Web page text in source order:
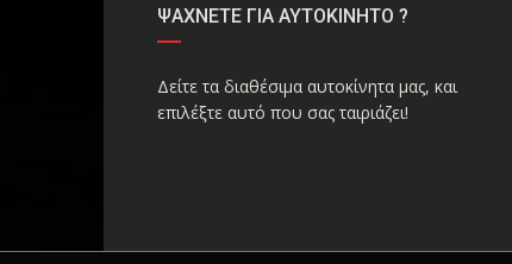
ΨΑΧΝΕΤΕ ΓΙΑ ΑΥΤΟΚΙΝΗΤΟ ?
Δείτε τα διαθέσιμα αυτοκίνητα μας, και
επιλέξτε αυτό που σας ταιριάζει!